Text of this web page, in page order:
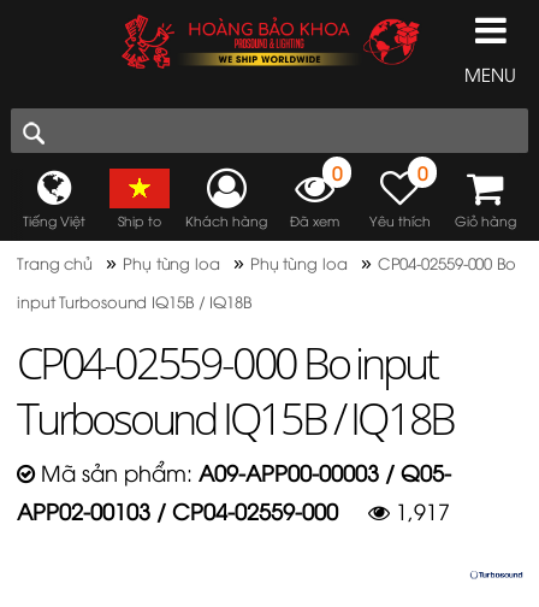
MENU
Tiếng Việt Ship to Khách hàng
0
Đã xem
0
Yêu thích Giỏ hàng
Trang chủ » Phụ tùng loa » Phụ tùng loa » CP04-02559-000 Bo
input Turbosound IQ15B / IQ18B
CP04-02559-000 Bo input
Turbosound IQ15B / IQ18B
Mã sản phẩm: A09-APP00-00003 / Q05-
APP02-00103 / CP04-02559-000
1,917